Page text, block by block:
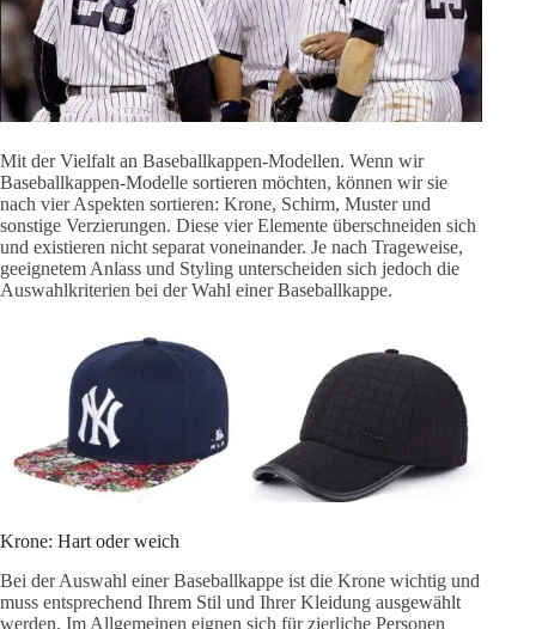
Mit der Vielfalt an Baseballkappen-Modellen. Wenn wir
Baseballkappen-Modelle sortieren möchten, können wir sie
nach vier Aspekten sortieren: Krone, Schirm, Muster und
sonstige Verzierungen. Diese vier Elemente überschneiden sich
und existieren nicht separat voneinander. Je nach Trageweise,
geeignetem Anlass und Styling unterscheiden sich jedoch die
Auswahlkriterien bei der Wahl einer Baseballkappe.
Krone: Hart oder weich
Bei der Auswahl einer Baseballkappe ist die Krone wichtig und
muss entsprechend Ihrem Stil und Ihrer Kleidung ausgewählt
werden. Im Allgemeinen eignen sich für zierliche Personen